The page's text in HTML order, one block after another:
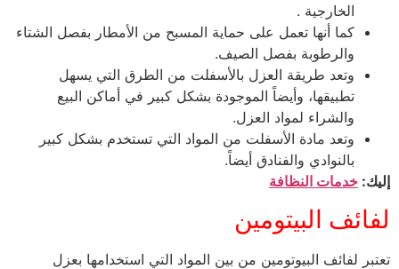
الخارجية .
كما أنها تعمل على حماية المسبح من الأمطار بفصل الشتاء
والرطوبة بفصل الصيف.
وتعد طريقة العزل بالأسفلت من الطرق التي يسهل
تطبيقها، وأيضاً الموجودة بشكل كبير في أماكن البيع
والشراء لمواد العزل.
وتعد مادة الأسفلت من المواد التي تستخدم بشكل كبير
بالنوادي والفنادق أيضاً.
إليك: خدمات النظافة
لفائف البيتومين
تعتبر لفائف البيوتومين من بين المواد التي استخدامها بعزل